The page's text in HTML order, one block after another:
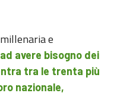
e
avere bisogno dei
tra le trenta più
nazionale,